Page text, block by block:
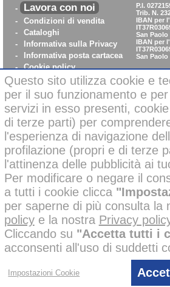
-
Lavora con noi
-
Condizioni di vendita
-
Cataloghi
-
Informativa sulla Privacy
-
Informativa posta cartacea
- Cookie policy
- WhistleBlowing
-
Parità di Genere
P.I.
Trib. N.
IBAN per
San Paolo
IBAN per
San Paolo
Pagamenti sicuri con carta di credito on-line
Alcune immagini di questo sito possono
sfondi o migliorate nelle ambientazioni con
artificiale per finalità creative e illustrative.
Tutti i nostri prodotti presenti nelle foto
stati modificati o alterati; inoltre i prodotti a
stati ideati e disegnatiesclusivamentedalle
D’altronde lo dice anche la nostra policy
Questo sito utilizza cookie e
per il suo funzionamento e
servizi in esso presenti,
di terze parti) per
l'esperienza di navigazione
profilazione (propri e di terze
l'attinenza delle pubblicità ai
Per modificare o negare il
a tutti i cookie clicca
per saperne di più consulta la
policye la nostra Privacy
Cliccando su "Accetta tutti i
acconsenti all'uso di suddetti